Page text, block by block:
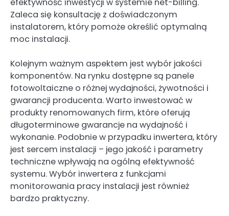
Zaleca się konsultację z doświadczonym
instalatorem, który pomoże określić optymalną
moc instalacji.
Kolejnym ważnym aspektem jest wybór jakości
komponentów. Na rynku dostępne są panele
fotowoltaiczne o różnej wydajności, żywotności i
gwarancji producenta. Warto inwestować w
produkty renomowanych firm, które oferują
długoterminowe gwarancje na wydajność i
wykonanie. Podobnie w przypadku inwertera, który
jest sercem instalacji – jego jakość i parametry
techniczne wpływają na ogólną efektywność
systemu. Wybór inwertera z funkcjami
monitorowania pracy instalacji jest również
bardzo praktyczny.